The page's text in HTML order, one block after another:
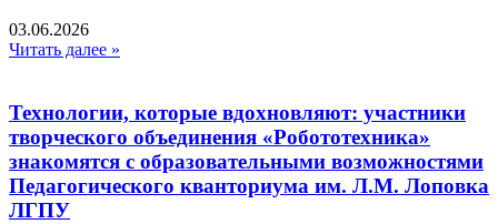
03.06.2026
Читать далее »
Технологии, которые вдохновляют: участники
творческого объединения «Робототехника»
знакомятся с образовательными возможностями
Педагогического кванториума им. Л.М. Лоповка
ЛГПУ